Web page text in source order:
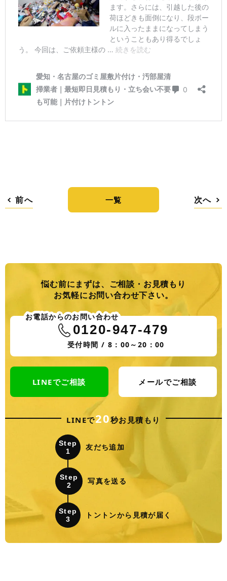
前へ 一覧 次へ
悩む前にまずは、ご相談・お見積もり
お気軽にお問い合わせ下さい。
0120-947-479
受付時間 / 8：00～20：00
お電話からのお問い合わせ
LINEでご相談 メールでご相談
LINEで20秒お見積もり
Step
1
友だち追加
Step
2
写真を送る
Step
3
トントンから見積が届く